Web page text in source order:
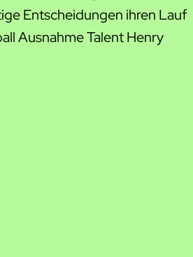
Entscheidungen ihren Lauf
Ausnahme Talent Henry